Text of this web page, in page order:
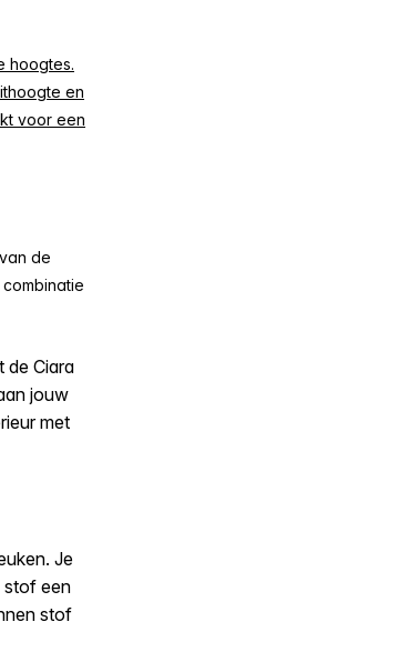
hoogtes.
en
voor een
de
de Ciara
jouw
met
Je
stof een
stof